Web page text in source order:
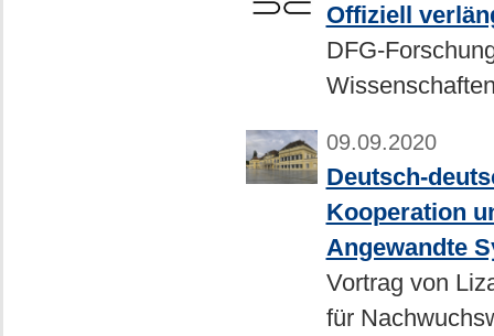
Offiziell
DFG-
09.09.2020
Deutsch-
Kooperation
Angewandte
Vortrag von
für